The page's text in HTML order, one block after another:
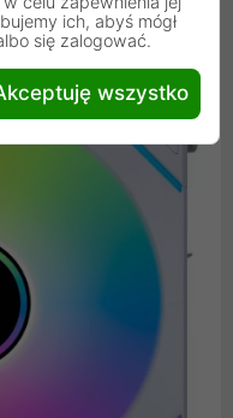
ich, abyś mógł
się zalogować.
wszystko